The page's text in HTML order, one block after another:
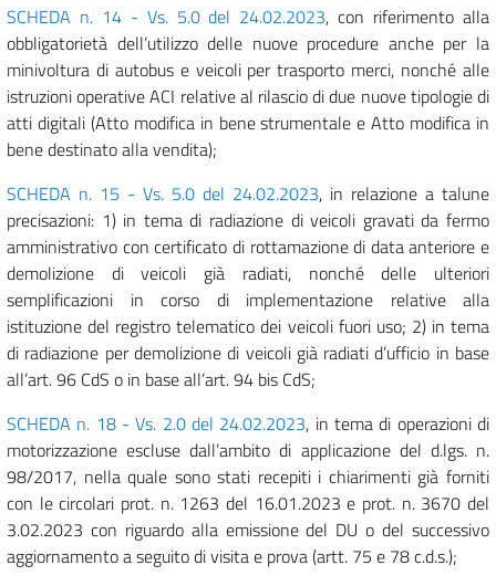
SCHEDA n. 14 - Vs. 5.0 del 24.02.2023, con riferimento alla
obbligatorietà dell’utilizzo delle nuove procedure anche per la
minivoltura di autobus e veicoli per trasporto merci, nonché alle
istruzioni operative ACI relative al rilascio di due nuove tipologie di
atti digitali (Atto modifica in bene strumentale e Atto modifica in
bene destinato alla vendita);
SCHEDA n. 15 - Vs. 5.0 del 24.02.2023, in relazione a talune
precisazioni: 1) in tema di radiazione di veicoli gravati da fermo
amministrativo con certificato di rottamazione di data anteriore e
demolizione di veicoli già radiati, nonché delle ulteriori
semplificazioni in corso di implementazione relative alla
istituzione del registro telematico dei veicoli fuori uso; 2) in tema
di radiazione per demolizione di veicoli già radiati d’ufficio in base
all’art. 96 CdS o in base all’art. 94 bis CdS;
SCHEDA n. 18 - Vs. 2.0 del 24.02.2023, in tema di operazioni di
motorizzazione escluse dall’ambito di applicazione del d.lgs. n.
98/2017, nella quale sono stati recepiti i chiarimenti già forniti
con le circolari prot. n. 1263 del 16.01.2023 e prot. n. 3670 del
3.02.2023 con riguardo alla emissione del DU o del successivo
aggiornamento a seguito di visita e prova (artt. 75 e 78 c.d.s.);